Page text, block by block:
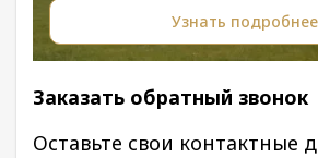
Узнать подробнее
Заказать обратный звонок
Оставьте свои контактные